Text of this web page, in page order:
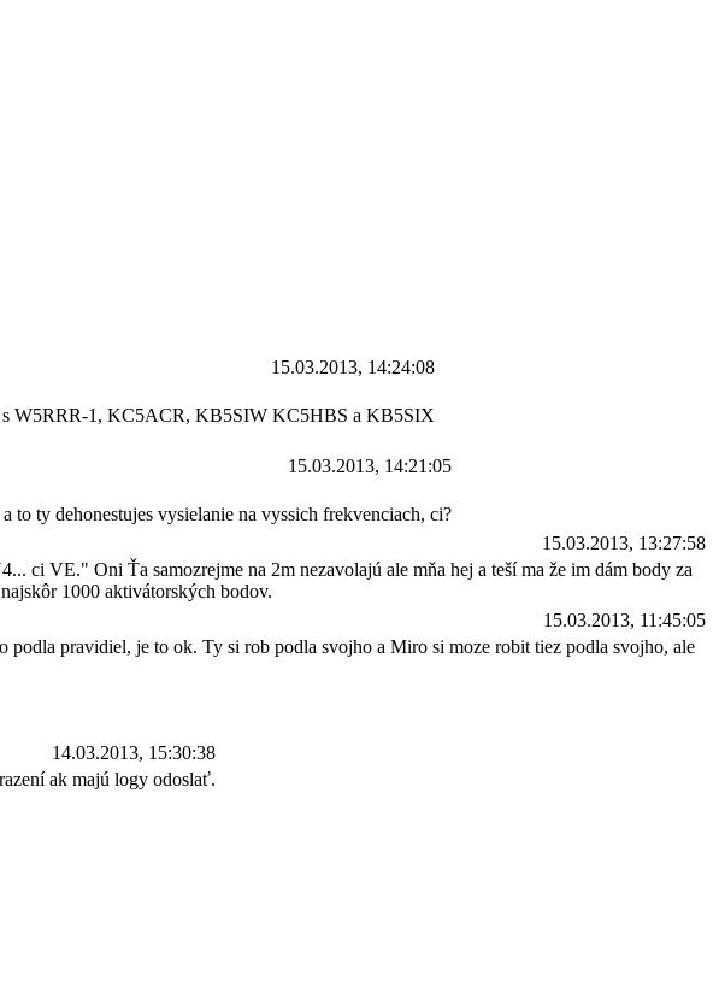
15.03.2013, 14:24:08
s W5RRR-1, KC5ACR, KB5SIW KC5HBS a KB5SIX
15.03.2013, 14:21:05
to ty dehonestujes vysielanie na vyssich frekvenciach, ci?
15.03.2013, 13:27:58
ci VE." Oni Ťa samozrejme na 2m nezavolajú ale mňa hej a teší ma že im dám body za
1000 aktivátorských bodov.
15.03.2013, 11:45:05
podla pravidiel, je to ok. Ty si rob podla svojho a Miro si moze robit tiez podla svojho, ale
14.03.2013, 15:30:38
ak majú logy odoslať.